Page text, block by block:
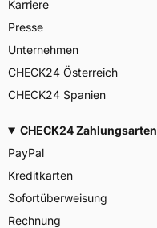
Karriere
Presse
Unternehmen
CHECK24 Österreich
CHECK24 Spanien
CHECK24 Zahlungsarten
PayPal
Kreditkarten
Sofortüberweisung
Rechnung